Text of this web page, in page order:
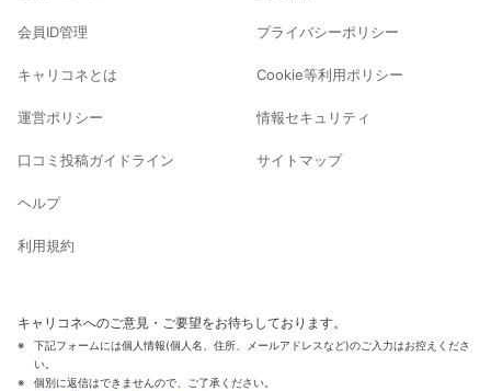
会員ID管理
キャリコネとは
運営ポリシー
口コミ投稿ガイドライン
ヘルプ
利用規約
プライバシーポリシー
Cookie等利用ポリシー
情報セキュリティ
サイトマップ
キャリコネへのご意見・ご要望をお待ちしております。
下記フォームには個人情報(個人名、住所、メールアドレスなど)のご入力はお控えくださ
い。
個別に返信はできませんので、ご了承ください。